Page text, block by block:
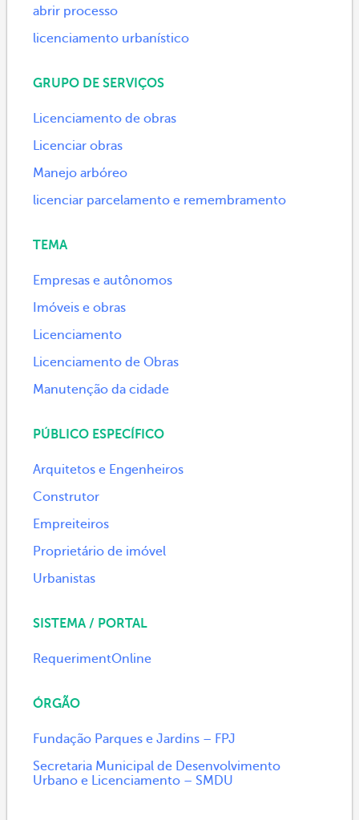
abrir processo
licenciamento urbanístico
GRUPO DE SERVIÇOS
Licenciamento de obras
Licenciar obras
Manejo arbóreo
licenciar parcelamento e remembramento
TEMA
Empresas e autônomos
Imóveis e obras
Licenciamento
Licenciamento de Obras
Manutenção da cidade
PÚBLICO ESPECÍFICO
Arquitetos e Engenheiros
Construtor
Empreiteiros
Proprietário de imóvel
Urbanistas
SISTEMA / PORTAL
RequerimentOnline
ÓRGÃO
Fundação Parques e Jardins – FPJ
Secretaria Municipal de Desenvolvimento
Urbano e Licenciamento – SMDU